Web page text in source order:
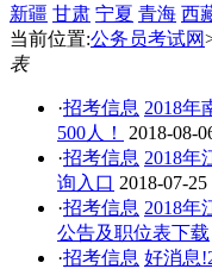
新疆 甘肃 宁夏 青海 西
当前位置:公务员考试网
表
·招考信息 2018年
500人！
2018-08-
·招考信息 2018年
询入口 2018-07-25
·招考信息 2018年
公告及职位表下载
·招考信息 好消息